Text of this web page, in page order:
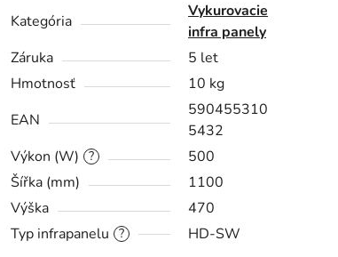
Kategória
Vykurovacie
infra panely
Záruka
5 let
Hmotnosť
10 kg
EAN
590455310
5432
?
Výkon (W)
500
Šířka (mm)
1100
Výška
470
?
Typ infrapanelu HD-SW